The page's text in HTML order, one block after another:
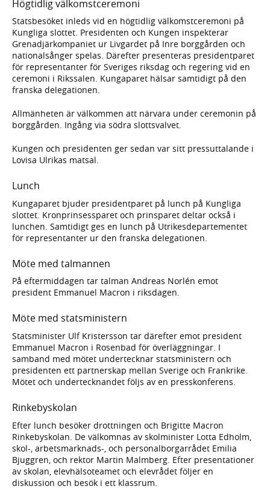
Högtidlig välkomstceremoni
Statsbesöket inleds vid en högtidlig välkomstceremoni på
Kungliga slottet. Presidenten och Kungen inspekterar
Grenadjärkompaniet ur Livgardet på Inre borggården och
nationalsånger spelas. Därefter presenteras presidentparet
för representanter för Sveriges riksdag och regering vid en
ceremoni i Rikssalen. Kungaparet hälsar samtidigt på den
franska delegationen.
Allmänheten är välkommen att närvara under ceremonin på
borggården. Ingång via södra slottsvalvet.
Kungen och presidenten ger sedan var sitt pressuttalande i
Lovisa Ulrikas matsal.
Lunch
Kungaparet bjuder presidentparet på lunch på Kungliga
slottet. Kronprinsessparet och prinsparet deltar också i
lunchen. Samtidigt ges en lunch på Utrikesdepartementet
för representanter ur den franska delegationen.
Möte med talmannen
På eftermiddagen tar talman Andreas Norlén emot
president Emmanuel Macron i riksdagen.
Möte med statsministern
Statsminister Ulf Kristersson tar därefter emot president
Emmanuel Macron i Rosenbad för överläggningar. I
samband med mötet undertecknar statsministern och
presidenten ett partnerskap mellan Sverige och Frankrike.
Mötet och undertecknandet följs av en presskonferens.
Rinkebyskolan
Efter lunch besöker drottningen och Brigitte Macron
Rinkebyskolan. De välkomnas av skolminister Lotta Edholm,
skol-, arbetsmarknads-, och personalborgarrådet Emilia
Bjuggren, och rektor Martin Malmberg. Efter presentationer
av skolan, elevhälsoteamet och elevrådet följer en
diskussion och besök i ett klassrum.